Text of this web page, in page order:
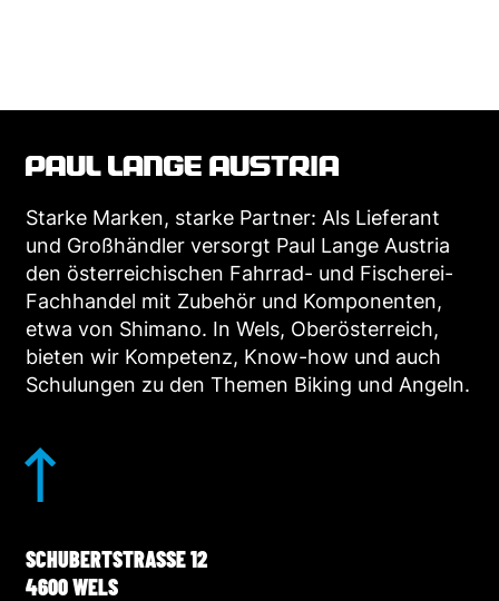
Starke Marken, starke Partner: Als Lieferant
und Großhändler versorgt Paul Lange Austria
den österreichischen Fahrrad- und Fischerei-
Fachhandel mit Zubehör und Komponenten,
etwa von Shimano. In Wels, Oberösterreich,
bieten wir Kompetenz, Know-how und auch
Schulungen zu den Themen Biking und Angeln.
SCHUBERTSTRASSE 12
4600 WELS